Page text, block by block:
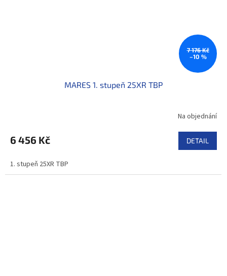
7 176 Kč
–10 %
MARES 1. stupeň 25XR TBP
Na objednání
6 456 Kč DETAIL
1. stupeň 25XR TBP